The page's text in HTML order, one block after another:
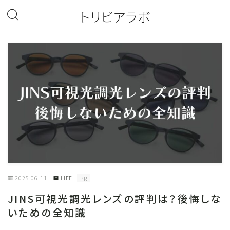
トリビアラボ
2025.06.11 LIFE PR
JINS可視光調光レンズの評判は？後悔しな
いための全知識